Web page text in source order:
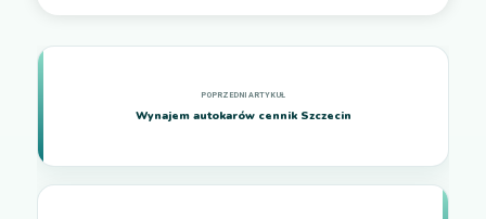
Wynajem autokarów cennik Szczecin